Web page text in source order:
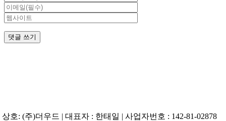
상호: (주)더우드 | 대표자 : 한태일 | 사업자번호 : 142-81-02878